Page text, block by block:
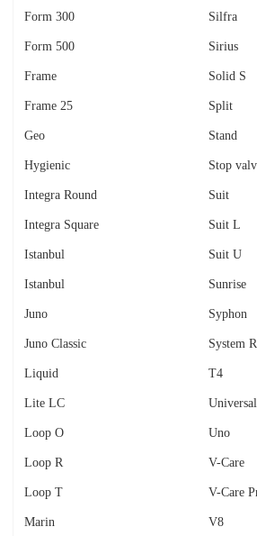
Form 300
Form 500
Frame
Frame 25
Geo
Hygienic
Integra Round
Integra Square
Istanbul
Istanbul
Juno
Juno Classic
Liquid
Lite LC
Loop O
Loop R
Loop T
Marin
Silfra
Sirius
Solid S
Split
Stand
Stop
Suit
Suit L
Suit U
Sunrise
Syphon
System
T4
Universal
Uno
V-Care
V-Care
V8